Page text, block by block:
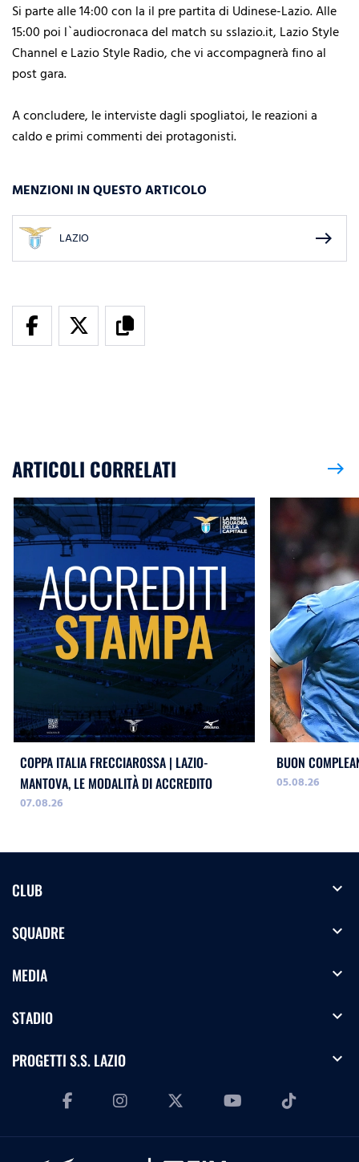
Si parte alle 14:00 con la il pre partita di Udinese-Lazio. Alle
15:00 poi l`audiocronaca del match su sslazio.it, Lazio Style
Channel e Lazio Style Radio, che vi accompagnerà fino al
post gara.
A concludere, le interviste dagli spogliatoi, le reazioni a
caldo e primi commenti dei protagonisti.
MENZIONI IN QUESTO ARTICOLO
LAZIO east
ARTICOLI CORRELATI east
COPPA ITALIA FRECCIAROSSA | LAZIO-
MANTOVA, LE MODALITÀ DI ACCREDITO
07.08.26
BUON
05.08.26
CLUB expand_more
SQUADRE expand_more
MEDIA expand_more
STADIO expand_more
PROGETTI S.S. LAZIO expand_more